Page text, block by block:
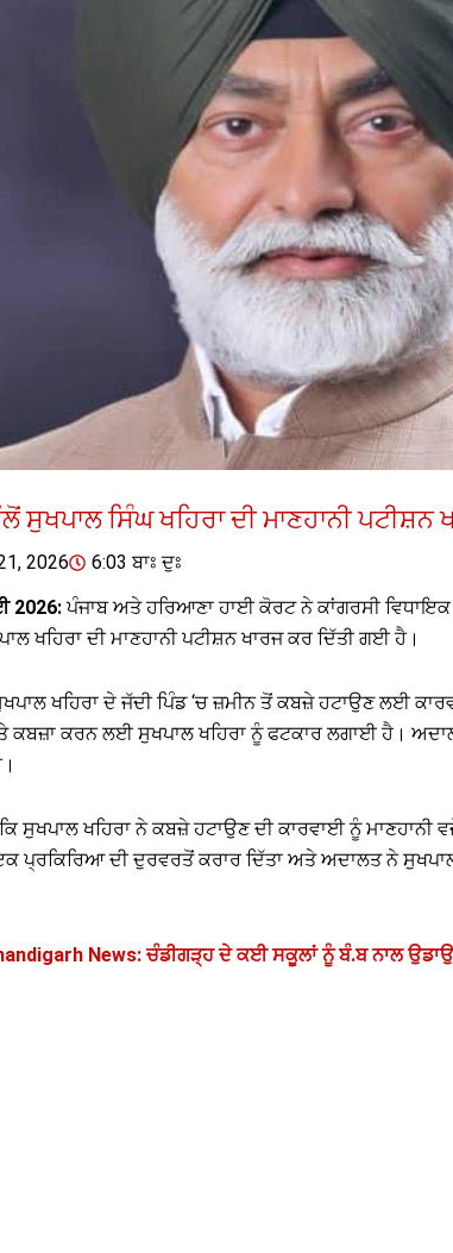
ਸੁਖਪਾਲ ਸਿੰਘ ਖਹਿਰਾ ਦੀ ਮਾਣਹਾਨੀ ਪਟੀਸ਼ਨ
2026
6:03 ਬਾਃ ਦੁਃ
2026:ਪੰਜਾਬ ਅਤੇ ਹਰਿਆਣਾ ਹਾਈ ਕੋਰਟ ਨੇ ਕਾਂਗਰਸੀ ਵਿਧਾਇਕ
ਖਹਿਰਾ ਦੀ ਮਾਣਹਾਨੀ ਪਟੀਸ਼ਨ ਖਾਰਜ ਕਰ ਦਿੱਤੀ ਗਈ ਹੈ।
ਖਹਿਰਾ ਦੇ ਜੱਦੀ ਪਿੰਡ ‘ਚ ਜ਼ਮੀਨ ਤੋਂ ਕਬਜ਼ੇ ਹਟਾਉਣ ਲਈ
ਕਬਜ਼ਾ ਕਰਨ ਲਈ ਸੁਖਪਾਲ ਖਹਿਰਾ ਨੂੰ ਫਟਕਾਰ ਲਗਾਈ ਹੈ।
ਸੁਖਪਾਲ ਖਹਿਰਾ ਨੇ ਕਬਜ਼ੇ ਹਟਾਉਣ ਦੀ ਕਾਰਵਾਈ ਨੂੰ
ਪ੍ਰਕਿਰਿਆ ਦੀ ਦੁਰਵਰਤੋਂ ਕਰਾਰ ਦਿੱਤਾ ਅਤੇ ਅਦਾਲਤ ਨੇ ਸੁਖਪਾਲ
News: ਚੰਡੀਗੜ੍ਹ ਦੇ ਕਈ ਸਕੂਲਾਂ ਨੂੰ ਬੰ.ਬ ਨਾਲ